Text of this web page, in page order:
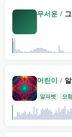
무서운 /
어린이 /
알파벳 모험